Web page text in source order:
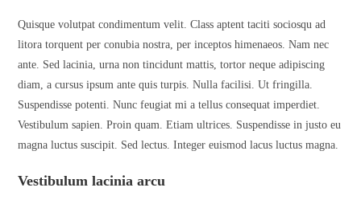
Quisque volutpat condimentum velit. Class aptent taciti sociosqu ad
litora torquent per conubia nostra, per inceptos himenaeos. Nam nec
ante. Sed lacinia, urna non tincidunt mattis, tortor neque adipiscing
diam, a cursus ipsum ante quis turpis. Nulla facilisi. Ut fringilla.
Suspendisse potenti. Nunc feugiat mi a tellus consequat imperdiet.
Vestibulum sapien. Proin quam. Etiam ultrices. Suspendisse in justo eu
magna luctus suscipit. Sed lectus. Integer euismod lacus luctus magna.
Vestibulum lacinia arcu